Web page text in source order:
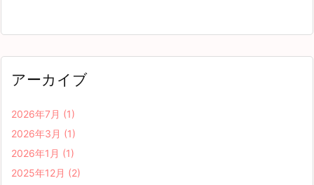
アーカイブ
2026年7月 (1)
2026年3月 (1)
2026年1月 (1)
2025年12月 (2)